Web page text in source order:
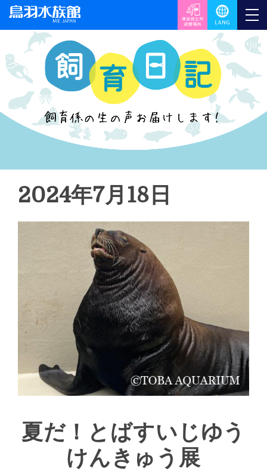
2024年7月18日
夏だ！とばすいじゆう
けんきゅう展